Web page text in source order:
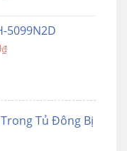
5099N2D
₫
Tủ Đông Bị